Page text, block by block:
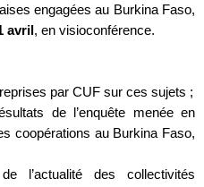
engagées au Burkina Faso,
avril, en visioconférence.
par CUF sur ces sujets ;
de l’enquête menée en
coopérations au Burkina Faso,
l’actualité des collectivités